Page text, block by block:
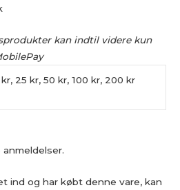
kan indtil videre kun
kr, 25 kr, 50 kr, 100 kr, 200 kr
ind og har købt denne vare, kan